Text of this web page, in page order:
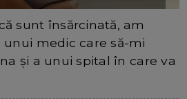
sunt însărcinată, am
medic care să-mi
și a unui spital în care va